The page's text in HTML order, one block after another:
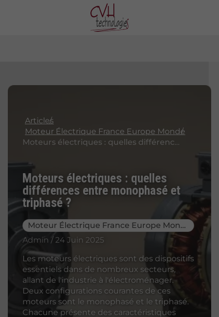
Articles
Moteur Électrique France Europe Monde
Moteurs électriques : quelles différences entre monophasé et triphasé ?
Moteurs électriques : quelles
différences entre monophasé et
triphasé ?
Moteur Électrique France Europe Monde
Admin / 24 Juin 2025
Les moteurs électriques sont des dispositifs
essentiels dans de nombreux secteurs,
allant de l'industrie à l'électroménager.
Deux configurations courantes de ces
moteurs sont le monophasé et le triphasé.
Chacune présente des caractéristiques